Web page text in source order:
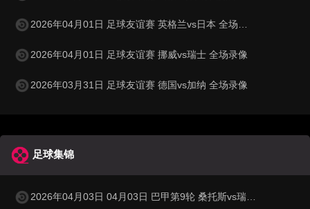
2026年04月01日 足球友谊赛 英格兰vs日本 全场录像
2026年04月01日 足球友谊赛 挪威vs瑞士 全场录像
2026年03月31日 足球友谊赛 德国vs加纳 全场录像
足球集锦
2026年04月03日 04月03日 巴甲第9轮 桑托斯vs瑞模贝雷 进球视频